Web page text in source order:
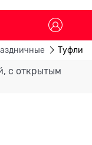
Туфли
с открытым